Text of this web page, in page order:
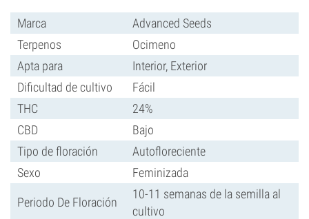
Marca
Advanced Seeds
Terpenos
Ocimeno
Apta para
Interior, Exterior
Dificultad de cultivo
Fácil
THC
24%
CBD
Bajo
Tipo de floración
Autofloreciente
Sexo
Feminizada
Periodo De Floración
10-11 semanas de la semilla al
cultivo